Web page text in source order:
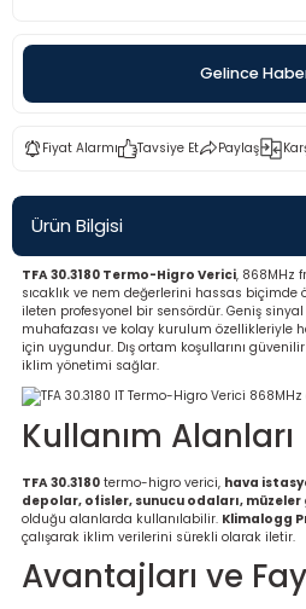
Gelince
Fiyat Alarmı Tavsiye Et Paylaş
Ürün Bilgisi
TFA 30.3180 Termo-Higro Verici, 868MHz
sıcaklık ve nem değerlerini hassas biçimde
ileten profesyonel bir sensördür. Geniş sinyal
muhafazası ve kolay kurulum özellikleriyle
için uygundur. Dış ortam koşullarını
iklim yönetimi sağlar.
Kullanım Alanları
TFA 30.3180 termo-higro verici, hava
depolar, ofisler, sunucu odaları, müzeler
olduğu alanlarda kullanılabilir. Klimalogg
çalışarak iklim verilerini sürekli olarak iletir.
Avantajları ve